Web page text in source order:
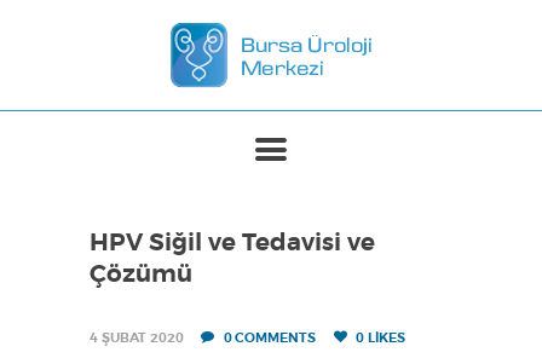
ANASAYFA
BASINDA BIZ
İLETIŞIM
HPV Siğil ve Tedavisi ve
Çözümü
4 ŞUBAT 2020 0COMMENTS 0 LIKES